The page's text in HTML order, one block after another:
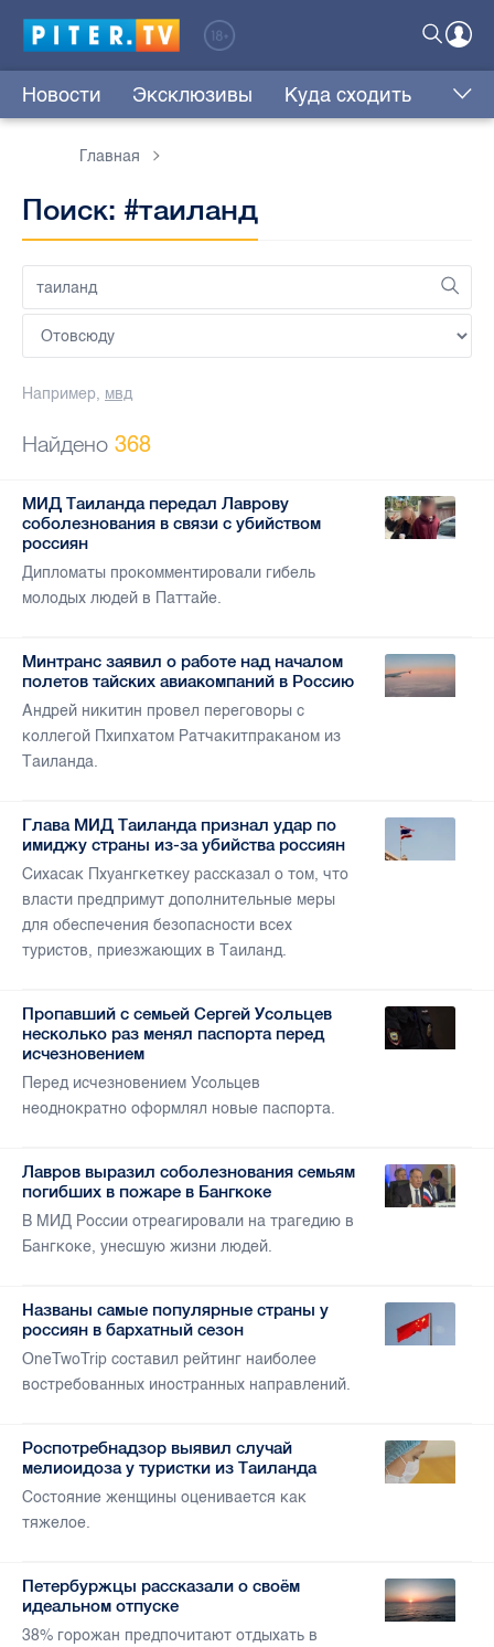
Новости Эксклюзивы Куда сходить
Главная
Поиск: #таиланд
Например, мвд
Найдено 368
МИД Таиланда передал Лаврову
соболезнования в связи с убийством
россиян
Дипломаты прокомментировали гибель
молодых людей в Паттайе.
Минтранс заявил о работе над началом
полетов тайских авиакомпаний в Россию
Андрей никитин провел переговоры с
коллегой Пхипхатом Ратчакитпраканом из
Таиланда.
Глава МИД Таиланда признал удар по
имиджу страны из-за убийства россиян
Сихасак Пхуангкеткеу рассказал о том, что
власти предпримут дополнительные меры
для обеспечения безопасности всех
туристов, приезжающих в Таиланд.
Пропавший с семьей Сергей Усольцев
несколько раз менял паспорта перед
исчезновением
Перед исчезновением Усольцев
неоднократно оформлял новые паспорта.
Лавров выразил соболезнования семьям
погибших в пожаре в Бангкоке
В МИД России отреагировали на трагедию в
Бангкоке, унесшую жизни людей.
Названы самые популярные страны у
россиян в бархатный сезон
OneTwoTrip составил рейтинг наиболее
востребованных иностранных направлений.
Роспотребнадзор выявил случай
мелиоидоза у туристки из Таиланда
Состояние женщины оценивается как
тяжелое.
Петербуржцы рассказали о своём
идеальном отпуске
38% горожан предпочитают отдыхать в